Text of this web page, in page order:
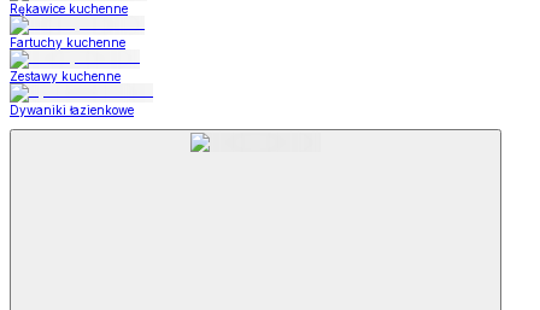
Rękawice kuchenne
Fartuchy kuchenne
Zestawy kuchenne
Dywaniki łazienkowe